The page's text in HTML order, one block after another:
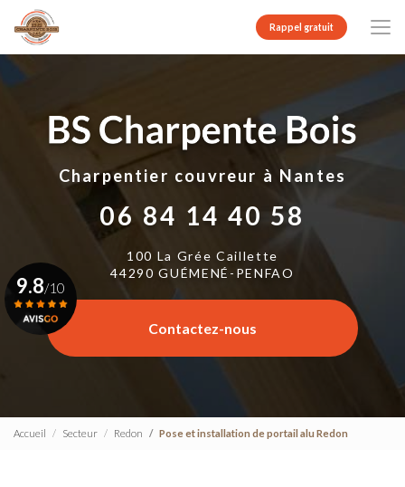
contenu
principal
Rappel gratuit
Charpentier couvreur à Nantes
06 84 14 40 58
100 La Grée Caillette
44290 GUÉMENÉ-PENFAO
Contactez-nous
9.8/10
Voir le certificat
Accueil Secteur Redon Pose et installation de portail alu Redon